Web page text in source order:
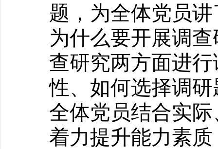
题，为全体党员
为什么要开展调
查研究两方面进
性、如何选择调
全体党员结合实
着力提升能力素